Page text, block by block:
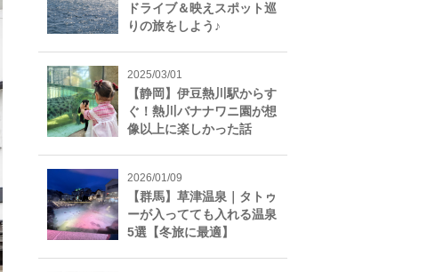
ドライブ＆映えスポット巡
りの旅をしよう♪
2025/03/01
【静岡】伊豆熱川駅からす
ぐ！熱川バナナワニ園が想
像以上に楽しかった話
2026/01/09
【群馬】草津温泉｜タトゥ
ーが入ってても入れる温泉
5選【冬旅に最適】